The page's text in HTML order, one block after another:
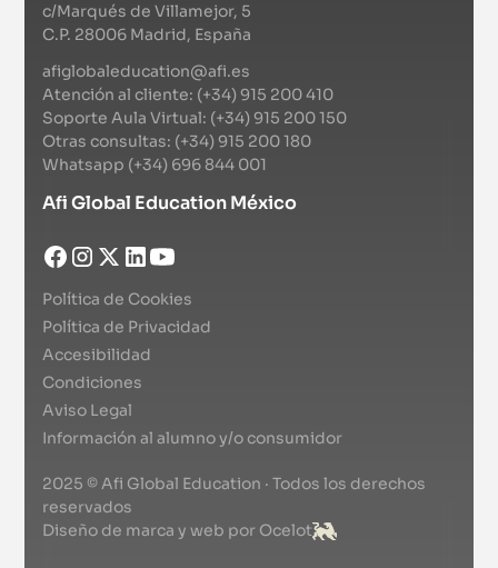
c/Marqués de Villamejor, 5
C.P. 28006 Madrid, España
afiglobaleducation@afi.es
Atención al cliente: (+34) 915 200 410
Soporte Aula Virtual: (+34) 915 200 150
Otras consultas: (+34) 915 200 180
Whatsapp (+34) 696 844 001
Afi Global Education México
Política de Cookies
Política de Privacidad
Accesibilidad
Condiciones
Aviso Legal
Información al alumno y/o consumidor
2025 © Afi Global Education · Todos los derechos
reservados
Diseño de marca y web por Ocelot